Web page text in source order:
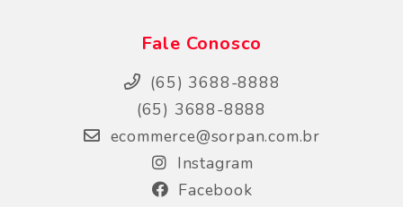
Fale Conosco
(65) 3688-8888
(65) 3688-8888
ecommerce@sorpan.com.br
Instagram
Facebook